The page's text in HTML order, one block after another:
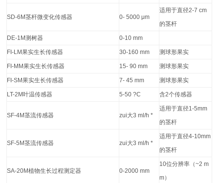
SD-6M茎杆微变化传感器 0- 5000μm
适用于直径2-7 cm
的茎杆
DE-1M测树器 0-10 mm
FI-LM果实生长传感器 30-160 mm 测球形果实
FI-MM果实生长传感器 15- 90 mm 测球形果实
FI-SM果实生长传感器 7- 45 mm 测球形果实
LT-2M叶温传感器 5-50 ?C 含2个传感器
SF-4M茎流传感器 zui大3 ml/h *
适用于直径1-5mm
的茎杆
SF-5M茎流传感器 zui大3 ml/h *
适用于直径4-10mm
的茎杆
SA-20M植物生长过程测定器 0-2000 mm
10位分辨率 （~2 m
m）